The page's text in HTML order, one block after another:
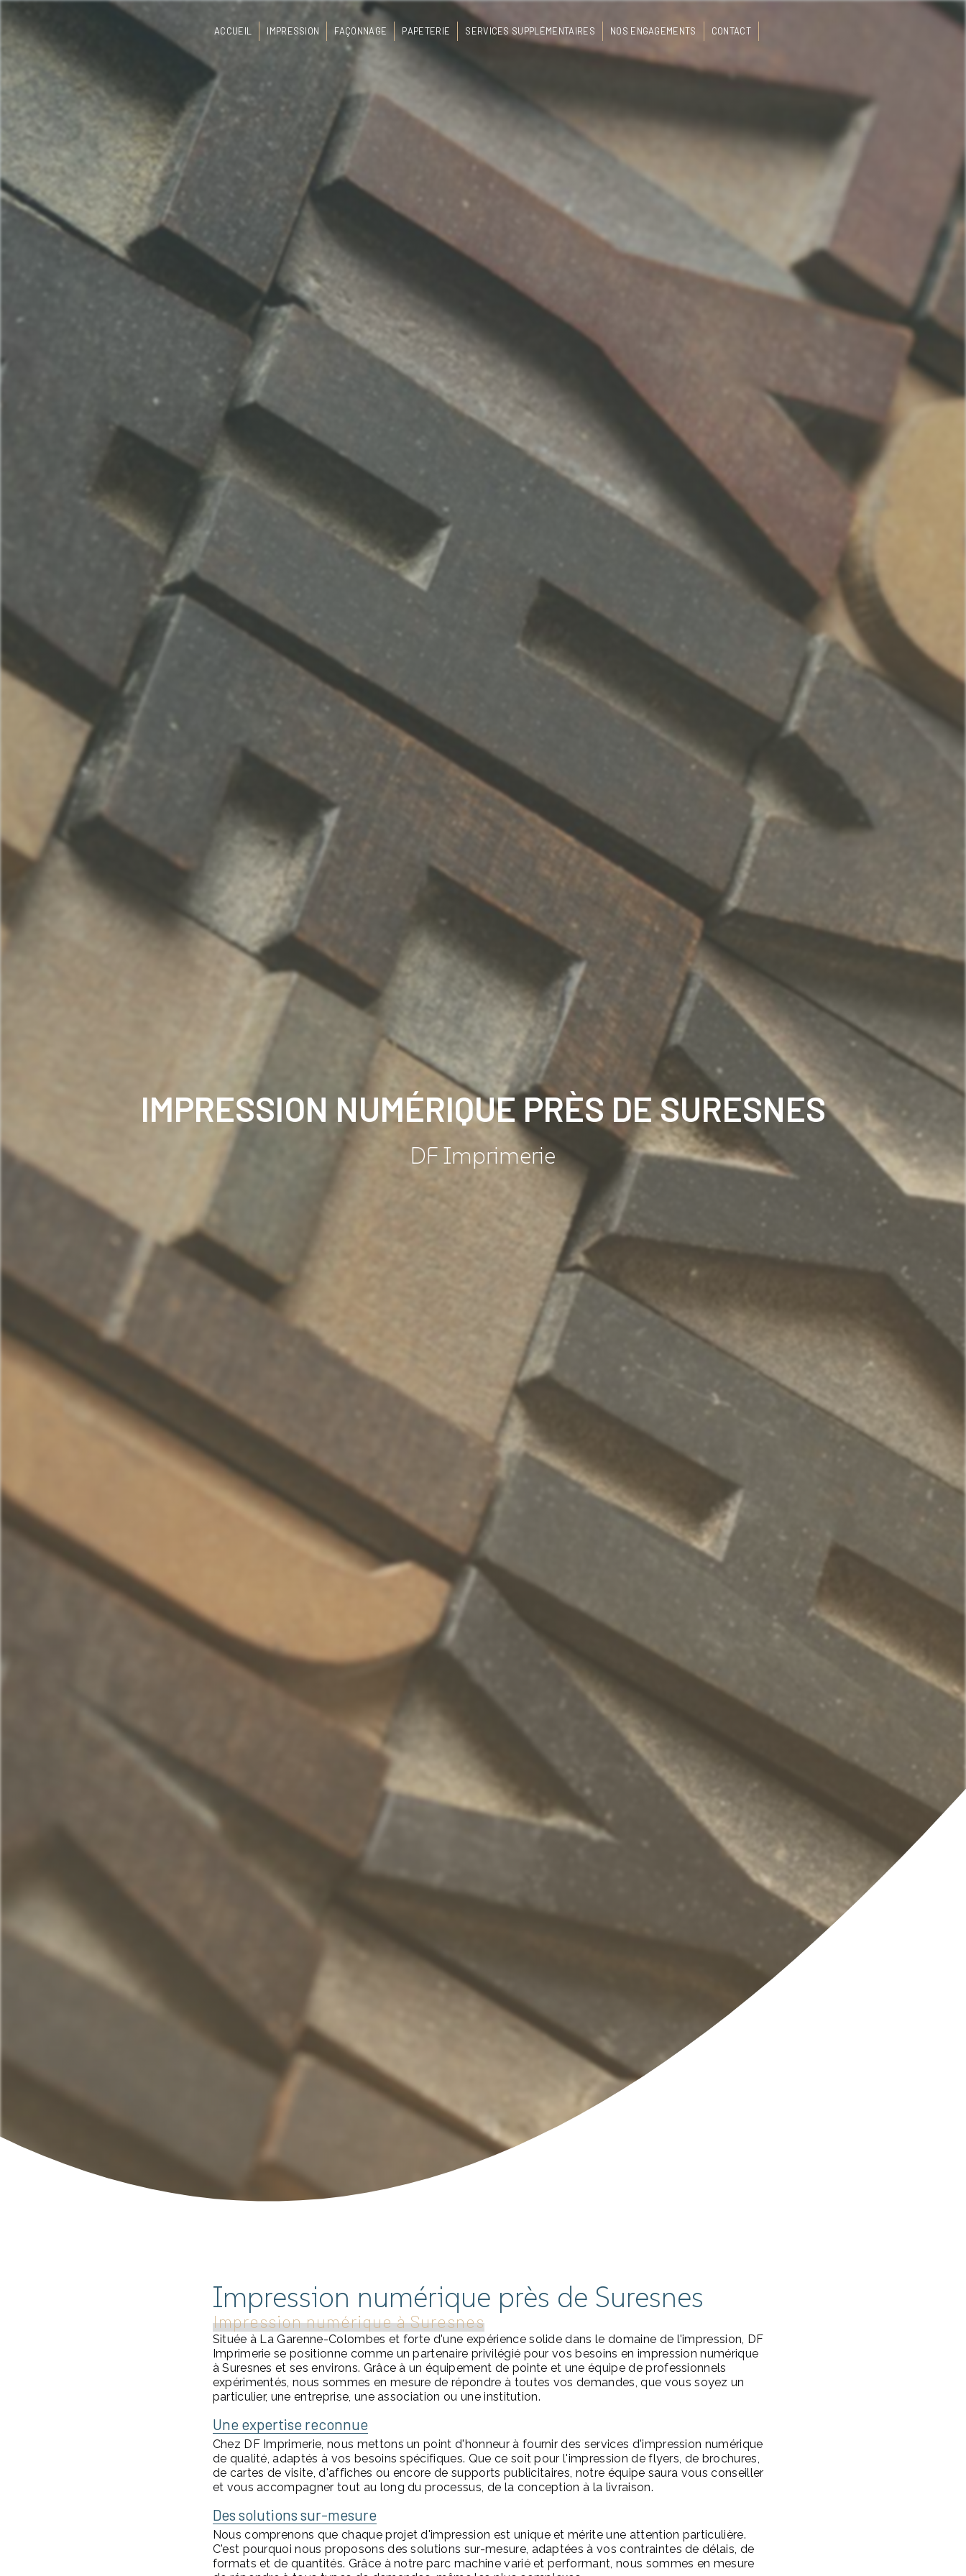
ACCUEIL IMPRESSION FAÇONNAGE PAPETERIE SERVICES SUPPLÉMENTAIRES NOS ENGAGEMENTS CONTACT
IMPRESSION NUMÉRIQUE PRÈS DE SURESNES
DF Imprimerie
Impression numérique près de Suresnes
Impression numérique à Suresnes
Située à La Garenne-Colombes et forte d'une expérience solide dans le domaine de l'impression, DF
Imprimerie se positionne comme un partenaire privilégié pour vos besoins en impression numérique
à Suresnes et ses environs. Grâce à un équipement de pointe et une équipe de professionnels
expérimentés, nous sommes en mesure de répondre à toutes vos demandes, que vous soyez un
particulier, une entreprise, une association ou une institution.
Une expertise reconnue
Chez DF Imprimerie, nous mettons un point d'honneur à fournir des services d'impression numérique
de qualité, adaptés à vos besoins spécifiques. Que ce soit pour l'impression de flyers, de brochures,
de cartes de visite, d'affiches ou encore de supports publicitaires, notre équipe saura vous conseiller
et vous accompagner tout au long du processus, de la conception à la livraison.
Des solutions sur-mesure
Nous comprenons que chaque projet d'impression est unique et mérite une attention particulière.
C'est pourquoi nous proposons des solutions sur-mesure, adaptées à vos contraintes de délais, de
formats et de quantités. Grâce à notre parc machine varié et performant, nous sommes en mesure
Panneau de gestion des cookies